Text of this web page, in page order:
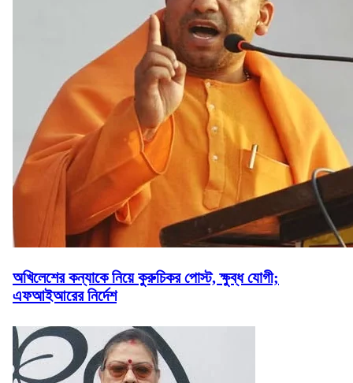
অখিলেশের কন্যাকে নিয়ে কুরুচিকর পোস্ট, ক্ষুব্ধ যোগী;
এফআইআরের নির্দেশ